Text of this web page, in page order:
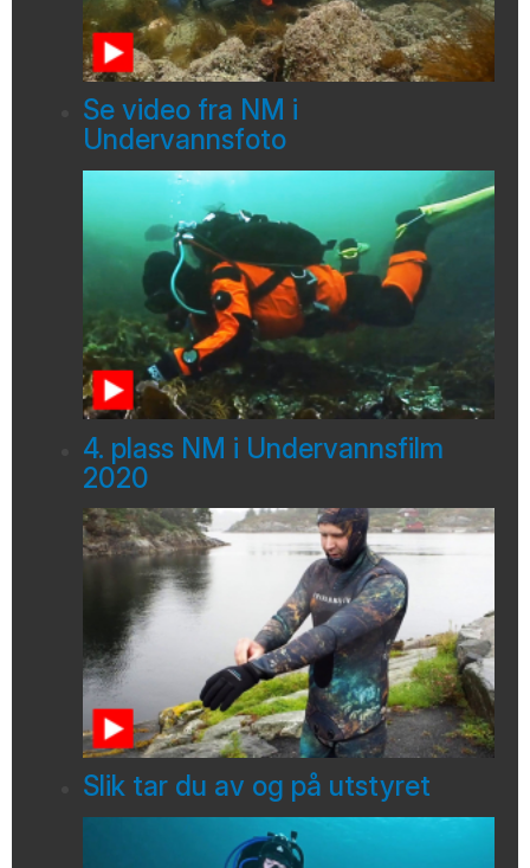
Se video fra NM i
Undervannsfoto
4. plass NM i Undervannsfilm
2020
Slik tar du av og på utstyret